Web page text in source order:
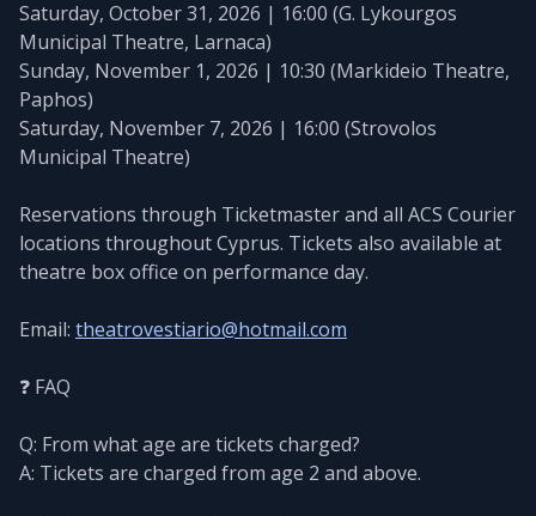
Saturday, October 31, 2026 | 16:00 (G. Lykourgos
Municipal Theatre, Larnaca)
Sunday, November 1, 2026 | 10:30 (Markideio Theatre,
Paphos)
Saturday, November 7, 2026 | 16:00 (Strovolos
Municipal Theatre)
Reservations through Ticketmaster and all ACS Courier
locations throughout Cyprus. Tickets also available at
theatre box office on performance day.
Email: theatrovestiario@hotmail.com
❓ FAQ
Q: From what age are tickets charged?
A: Tickets are charged from age 2 and above.